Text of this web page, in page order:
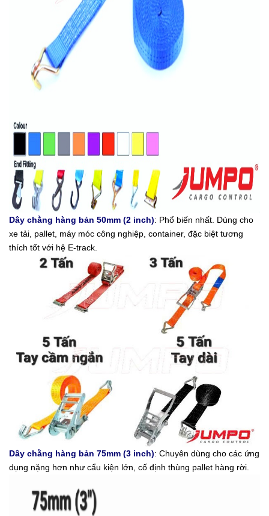
Dây chằng hàng bản 50mm (2 inch): Phổ biến nhất. Dùng cho
xe tải, pallet, máy móc công nghiệp, container, đặc biệt tương
thích tốt với hệ E-track.
Dây chằng hàng bản 75mm (3 inch): Chuyên dùng cho các ứng
dụng nặng hơn như cẩu kiện lớn, cố định thùng pallet hàng rời.